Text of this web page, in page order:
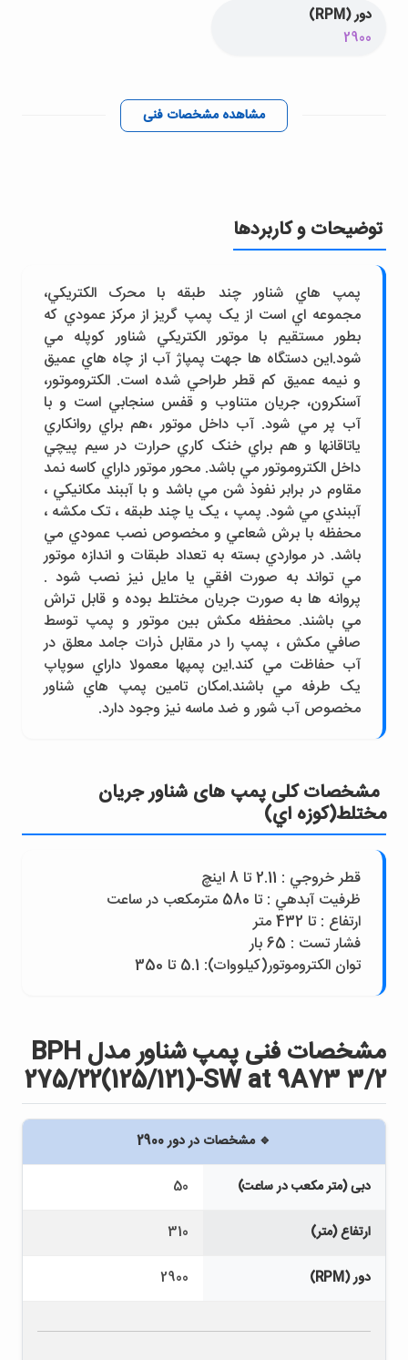
دور (RPM)
2900
مشاهده مشخصات فنی
توضیحات و کاربردها
پمپ هاي شناور چند طبقه با محرک الکتريکي،
مجموعه اي است از يک پمپ گريز از مرکز عمودي که
بطور مستقيم با موتور الکتريکي شناور کوپله مي
شود.اين دستگاه ها جهت پمپاژ آب از چاه هاي عميق
و نيمه عميق کم قطر طراحي شده است. الکتروموتور،
آسنکرون، جريان متناوب و قفس سنجابي است و با
آب پر مي شود. آب داخل موتور ،هم براي روانکاري
ياتاقانها و هم براي خنک کاري حرارت در سيم پيچي
داخل الکتروموتور مي باشد. محور موتور داراي کاسه نمد
مقاوم در برابر نفوذ شن مي باشد و با آببند مکانيکي ،
آببندي مي شود. پمپ ، يک يا چند طبقه ، تک مکشه ،
محفظه با برش شعاعي و مخصوص نصب عمودي مي
باشد. در مواردي بسته به تعداد طبقات و اندازه موتور
مي تواند به صورت افقي يا مايل نيز نصب شود .
پروانه ها به صورت جريان مختلط بوده و قابل تراش
مي باشند. محفظه مکش بين موتور و پمپ توسط
صافي مکش ، پمپ را در مقابل ذرات جامد معلق در
آب حفاظت مي کند.اين پمپها معمولا داراي سوپاپ
يک طرفه مي باشند.امکان تامين پمپ هاي شناور
مخصوص آب شور و ضد ماسه نيز وجود دارد.
مشخصات کلی پمپ های شناور جريان
مختلط(کوزه اي)
قطر خروجي : 2.11 تا 8 اينچ
ظرفيت آبدهي : تا 580 مترمکعب در ساعت
ارتفاع : تا 432 متر
فشار تست : 65 بار
توان الکتروموتور(کيلووات): 5.1 تا 350
مشخصات فنی پمپ شناور مدل BPH
275/22(125/121)-SW at 9A73 3/2
🔹 مشخصات در دور 2900
دبی (متر مکعب در ساعت) 50
ارتفاع (متر) 310
دور (RPM) 2900